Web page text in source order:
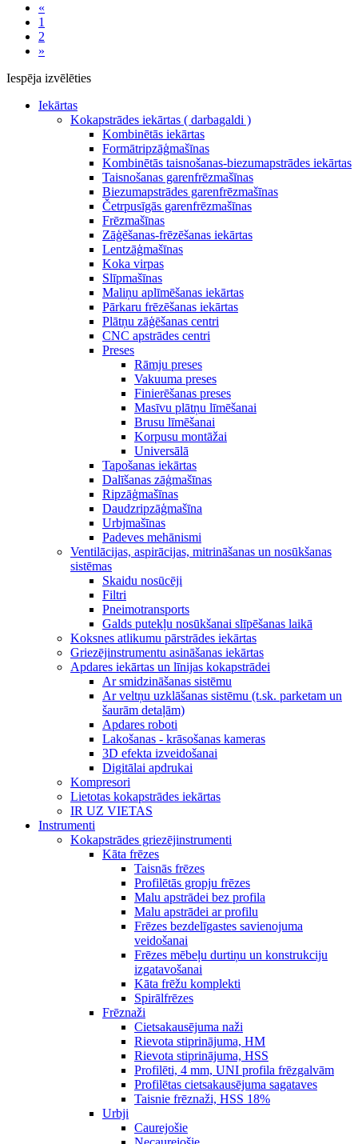
«
1
2
»
Iespēja izvēlēties
Iekārtas
Kokapstrādes iekārtas ( darbagaldi )
Kombinētās iekārtas
Formātripzāģmašīnas
Kombinētās taisnošanas-biezumapstrādes iekārtas
Taisnošanas garenfrēzmašīnas
Biezumapstrādes garenfrēzmašīnas
Četrpusīgās garenfrēzmašīnas
Frēzmašīnas
Zāģēšanas-frēzēšanas iekārtas
Lentzāģmašīnas
Koka virpas
Slīpmašīnas
Maliņu aplīmēšanas iekārtas
Pārkaru frēzēšanas iekārtas
Plātņu zāģēšanas centri
CNC apstrādes centri
Preses
Rāmju preses
Vakuuma preses
Finierēšanas preses
Masīvu plātņu līmēšanai
Brusu līmēšanai
Korpusu montāžai
Universālā
Tapošanas iekārtas
Dalīšanas zāģmašīnas
Ripzāģmašīnas
Daudzripzāģmašīna
Urbjmašīnas
Padeves mehānismi
Ventilācijas, aspirācijas, mitrināšanas un nosūkšanas
sistēmas
Skaidu nosūcēji
Filtri
Pneimotransports
Galds putekļu nosūkšanai slīpēšanas laikā
Koksnes atlikumu pārstrādes iekārtas
Griezējinstrumentu asināšanas iekārtas
Apdares iekārtas un līnijas kokapstrādei
Ar smidzināšanas sistēmu
Ar veltņu uzklāšanas sistēmu (t.sk. parketam un
šaurām detaļām)
Apdares roboti
Lakošanas - krāsošanas kameras
3D efekta izveidošanai
Digitālai apdrukai
Kompresori
Lietotas kokapstrādes iekārtas
IR UZ VIETAS
Instrumenti
Kokapstrādes griezējinstrumenti
Kāta frēzes
Taisnās frēzes
Profilētās gropju frēzes
Malu apstrādei bez profila
Malu apstrādei ar profilu
Frēzes bezdelīgastes savienojuma
veidošanai
Frēzes mēbeļu durtiņu un konstrukciju
izgatavošanai
Kāta frēžu komplekti
Spirālfrēzes
Frēznaži
Cietsakausējuma naži
Rievota stiprinājuma, HM
Rievota stiprinājuma, HSS
Profilēti, 4 mm, UNI profila frēzgalvām
Profilētas cietsakausējuma sagataves
Taisnie frēznaži, HSS 18%
Urbji
Caurejošie